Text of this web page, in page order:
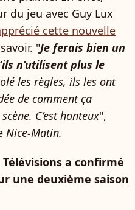
du jeu avec Guy Lux
cette nouvelle
"Je ferais bien un
n’utilisent plus le
les règles, ils les ont
de comment ça
C’est honteux",
Nice-Matin.
Télévisions a confirmé
une deuxième saison